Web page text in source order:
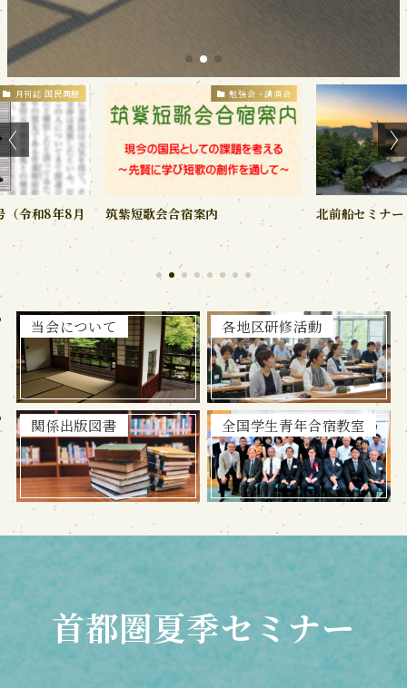
月刊誌 国民同胞
（令和8年8月
勉強会・講演会
筑紫短歌会合宿案内 北前船セミナー
当会について 各地区研修活動
関係出版図書 全国学生青年合宿教室
首都圏夏季セミナー